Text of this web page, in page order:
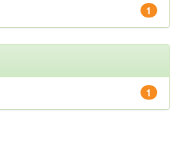
1
1